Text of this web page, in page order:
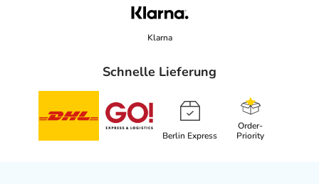
elektronische Adresse: https://www.meridol.de/
Angaben gem. EU-Produktsicherheitsverordnung (GPSR)
Klarna
Schnelle Lieferung
Berlin Express
Order-
Priority